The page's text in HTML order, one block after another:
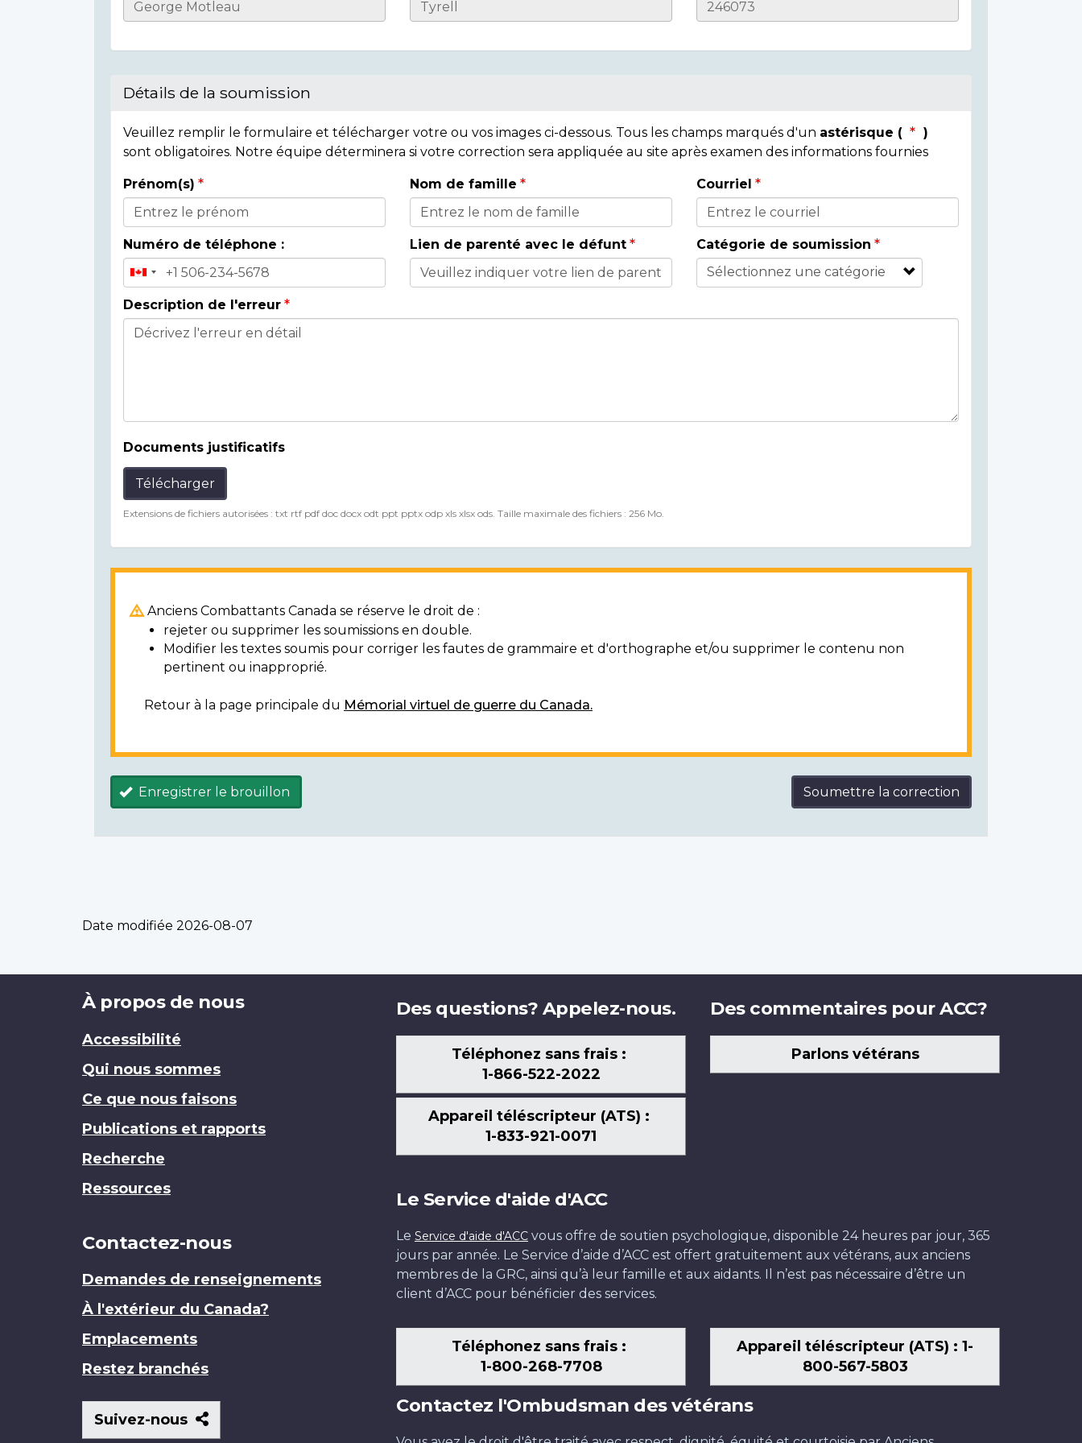
Casualty
Détails de la soumission
Veuillez remplir le formulaire et télécharger votre ou vos images ci-dessous. Tous les champs marqués d'un astérisque (
)
sont obligatoires. Notre équipe déterminera si votre correction sera appliquée au site après examen des informations fournies
Donor
Details
Prénom(s) Nom de famille Courriel
Numéro de téléphone : Lien de parenté avec le défunt Catégorie de soumission
Description de l'erreur
Documents justificatifs
Télécharger
Extensions de fichiers autorisées : txt rtf pdf doc docx odt ppt pptx odp xls xlsx ods. Taille maximale des fichiers : 256 Mo.
Anciens Combattants Canada se réserve le droit de :
rejeter ou supprimer les soumissions en double.
Modifier les textes soumis pour corriger les fautes de grammaire et d'orthographe et/ou supprimer le contenu non
pertinent ou inapproprié.
Retour à la page principale du Mémorial virtuel de guerre du Canada.
Enregistrer le brouillon Soumettre la correction
Date modifiée 2026-08-07
Brand
À propos de nous
Accessibilité
Qui nous sommes
Ce que nous faisons
Publications et rapports
Recherche
Ressources
Contactez-nous
Demandes de renseignements
À l'extérieur du Canada?
Emplacements
Restez branchés
Suivez-nous
Suivez-
nous
Des questions? Appelez-nous.
Téléphonez sans frais :
1-866-522-2022
Appareil téléscripteur (ATS) :
1-833-921-0071
Des commentaires pour ACC?
Parlons vétérans
Le Service d'aide d'ACC
Le Service d'aide d'ACC vous offre de soutien psychologique, disponible 24 heures par jour, 365
jours par année. Le Service d’aide d’ACC est offert gratuitement aux vétérans, aux anciens
membres de la GRC, ainsi qu’à leur famille et aux aidants. Il n’est pas nécessaire d’être un
client d’ACC pour bénéficier des services.
Téléphonez sans frais :
1-800-268-7708
Appareil téléscripteur (ATS) : 1-
800-567-5803
Contactez l'Ombudsman des vétérans